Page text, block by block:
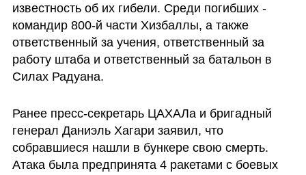
известность об их гибели. Среди погибших -
командир 800-й части Хизбаллы, а также
ответственный за учения, ответственный за
работу штаба и ответственный за батальон в
Силах Радуана.
Ранее пресс-секретарь ЦАХАЛа и бригадный
генерал Даниэль Хагари заявил, что
собравшиеся нашли в бункере свою смерть.
Атака была предпринята 4 ракетами с боевых